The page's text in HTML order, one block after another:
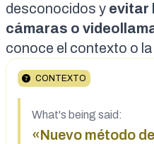
desconocidos y evitar
cámaras o
conoce el contexto o
CONTEXTO
What's being said:
«Nuevo método